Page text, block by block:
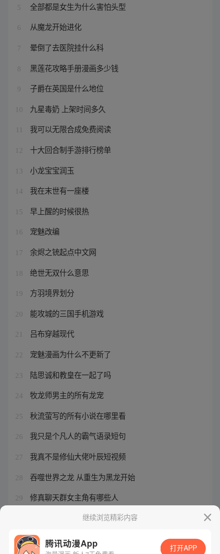
5 全部都是女生为什么害怕头型
6 从魔龙开始进化
7 晕倒了去医院挂什么科
8 黑莲花攻略手册漫画多少钱
9 子爵在英国是什么地位
10 九星毒奶 上架时间多久
我可以无限合成免费阅读
12 十大回合制手游排行榜单
13 小龙宝宝润玉
14 我在末世有一座楼
15 早上醒的时候很热
16 宠魅改编
17 余烬之铳起点中文网
18 绝世无双什么意思
19 方羽境界划分
20 能攻城的三国手机游戏
21 吕布穿越现代
22 宠魅漫画为什么不更新了
23 陆思诚和教皇在一起了吗
24 牧龙师男主的所有龙宠
25 秋流萤写的所有小说在哪里看
26 我只是个凡人的霸气语录短句
27 我真不是修仙大佬叶辰短视频
28 吞噬世界之龙 从重生为黑龙开始
29 修真聊天群女主角有哪些人
九星毒奶有几个星槽继续浏览精彩内容
腾讯动漫App 打开APP